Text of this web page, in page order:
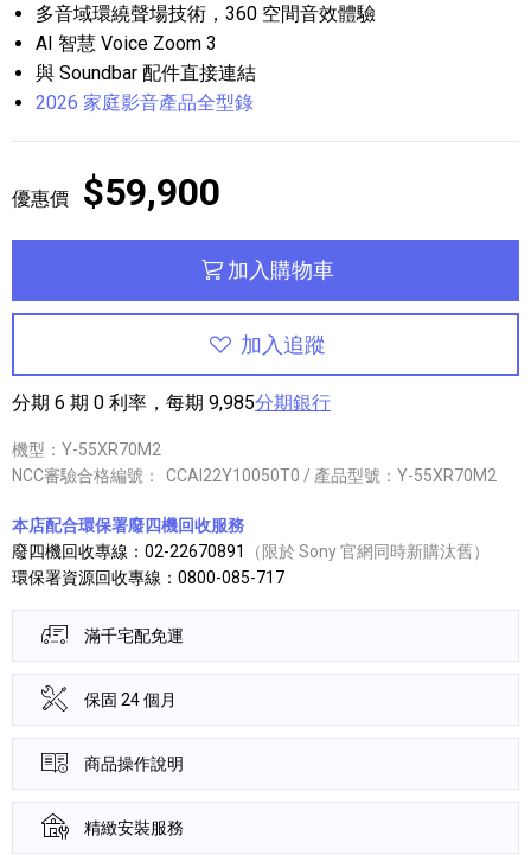
多音域環繞聲場技術，360 空間音效體驗
AI 智慧 Voice Zoom 3
與 Soundbar 配件直接連結
2026 家庭影音產品全型錄
優惠價 $59,900
加入購物車
加入追蹤
分期 6 期 0 利率，每期 9,985分期銀行
機型：Y-55XR70M2
NCC審驗合格編號：
CCAI22Y10050T0 / 產品型號：Y-55XR70M2
本店配合環保署廢四機回收服務
廢四機回收專線：02-22670891
（限於 Sony 官網同時新購汰舊）
環保署資源回收專線：0800-085-717
滿千宅配免運
保固 24 個月
商品操作說明
精緻安裝服務